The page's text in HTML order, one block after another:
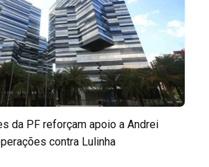
da PF reforçam apoio a Andrei
contra Lulinha